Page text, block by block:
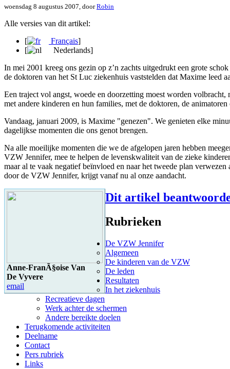
woensdag 8 augustus 2007, doorRobin
Alle versies van dit artikel:
[
Français]
[
Nederlands]
In mei 2001 kreeg ons gezin op z’n zachts uitgedrukt een grote
de doktoren van het St Luc ziekenhuis vaststelden dat Maxime leed
Een traject vol angst, woede en doorzetting moest worden
met andere kinderen en hun families, met de doktoren, de
Vandaag, januari 2009, is Maxime "genezen". We genieten elke
dagelijkse momenten die ons genot brengen.
Na alle moeilijke momenten die we de afgelopen jaren hebben
VZW Jennifer, mee te helpen de levenskwaliteit van de zieke
maar al te vaak negatief beïnvloed en naar het tweede plan
door de VZW Jennifer, krijgt vanaf nu al onze aandacht.
Anne-FranÃ§oise Van
De Vyvere
email
Dit artikel
Rubrieken
De VZW Jennifer
Algemeen
De kinderen van de VZW
De leden
Resultaten
In het ziekenhuis
Recreatieve dagen
Werk achter de schermen
Andere bereikte doelen
Terugkomende activiteiten
Deelname
Contact
Pers rubriek
Links